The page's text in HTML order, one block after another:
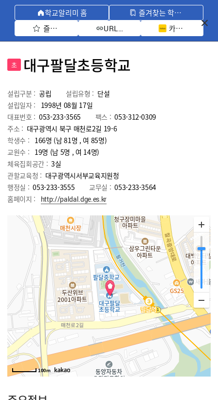
학교알리미 홈
즐겨찾는 학교 모아보기
즐겨찾기 선택
URL 복사 카카오톡 공유
초 대구팔달초등학교
설립구분 : 공립 설립유형 : 단설
설립일자 :
1998년 08월 17일
대표번호 : 053-233-3565 팩스 : 053-312-0309
주소 : 대구광역시 북구 매천로2길 19-6
학생수 : 166명 (남 81명 , 여 85명)
교원수 : 19명 (남 5명 , 여 14명)
체육집회공간 : 3실
관할교육청 : 대구광역시서부교육지원청
행정실 : 053-233-3555 교무실 : 053-233-3564
홈페이지 :
http://paldal.dge.es.kr
100m